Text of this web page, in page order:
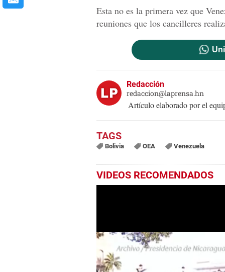
Esta no es la primera vez que
reuniones que los cancilleres
Redacción
redaccion@laprensa.hn
Artículo elaborado por el
Bolivia OEA Venezuela
VIDEOS RECOMENDADOS